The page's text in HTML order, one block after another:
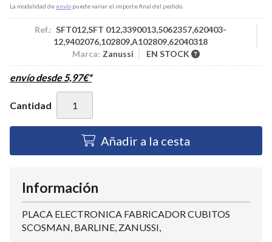
La modalidad de envío puede variar el importe final del pedido.
Ref.: SFT012,SFT 012,3390013,5062357,620403-
12,9402076,102809,A102809,62040318
Marca: Zanussi EN STOCK
envío desde5,97€*
Cantidad
Añadir a la cesta
Información
PLACA ELECTRONICA FABRICADOR CUBITOS
SCOSMAN, BARLINE, ZANUSSI,